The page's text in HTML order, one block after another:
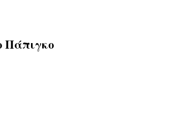
Πάπιγκο